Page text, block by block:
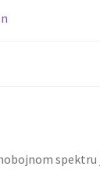
spektru